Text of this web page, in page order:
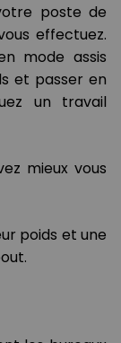
poste de
effectuez.
mode assis
et passer en
un travail
mieux vous
poids et une